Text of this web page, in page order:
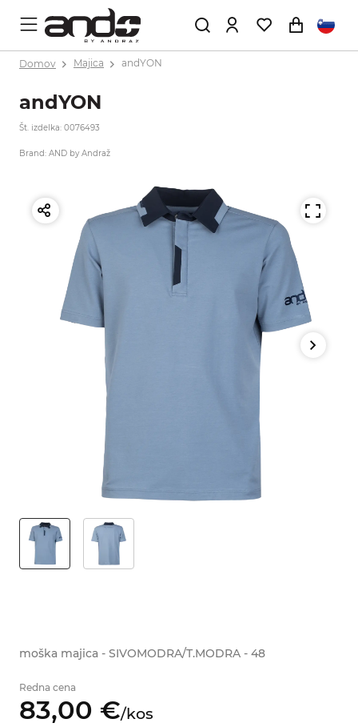
Domov Majica andYON
andYON
Št. izdelka: 0076493
Brand: AND by Andraž
moška majica - SIVOMODRA/T.MODRA - 48
Redna cena
83,00 €/kos